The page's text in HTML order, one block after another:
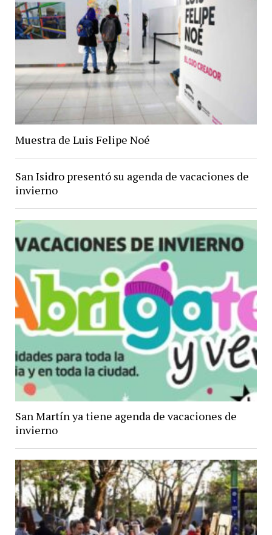
Muestra de Luis Felipe Noé
San Isidro presentó su agenda de vacaciones de
invierno
San Martín ya tiene agenda de vacaciones de
invierno